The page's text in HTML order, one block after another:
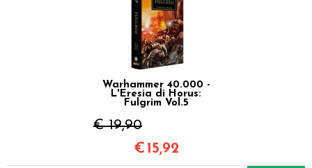
Warhammer 40.000 -
L'Eresia di Horus:
Fulgrim Vol.5
€ 19,90
€ 15,92